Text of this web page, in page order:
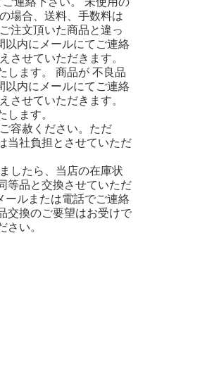
場合、送料、手数料は
注文頂いた商品と違っ
以内にメールにてご連絡
させていただきます。
します。 商品が 不良品
以内にメールにてご連絡
させていただきます。
します。
容赦ください。ただ
当社負担とさせていただ
したら、当店の在庫状
等品と交換させていただ
ールまたは電話でご連絡
交換のご要望はお受けで
さい。